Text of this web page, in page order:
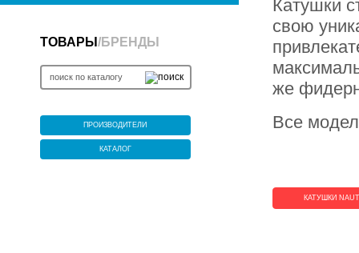
ТОВАРЫ /БРЕНДЫ
ПРОИЗВОДИТЕЛИ
КАТАЛОГ
Катушки
свою
же
Все
КАТУШКИ